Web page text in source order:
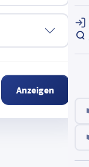
Anzeigen